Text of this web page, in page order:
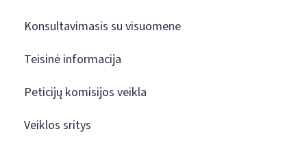
Konsultavimasis su visuomene
Teisinė informacija
Peticijų komisijos veikla
Veiklos sritys